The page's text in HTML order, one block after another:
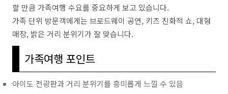
할 만큼 가족여행 수요를 중요하게 보고 있습니다.
가족 단위 방문객에게는 브로드웨이 공연, 키즈 친화적 쇼, 대형
매장, 밝은 거리 분위기가 잘 맞습니다.
가족여행 포인트
아이도 전광판과 거리 분위기를 흥미롭게 느낄 수 있음